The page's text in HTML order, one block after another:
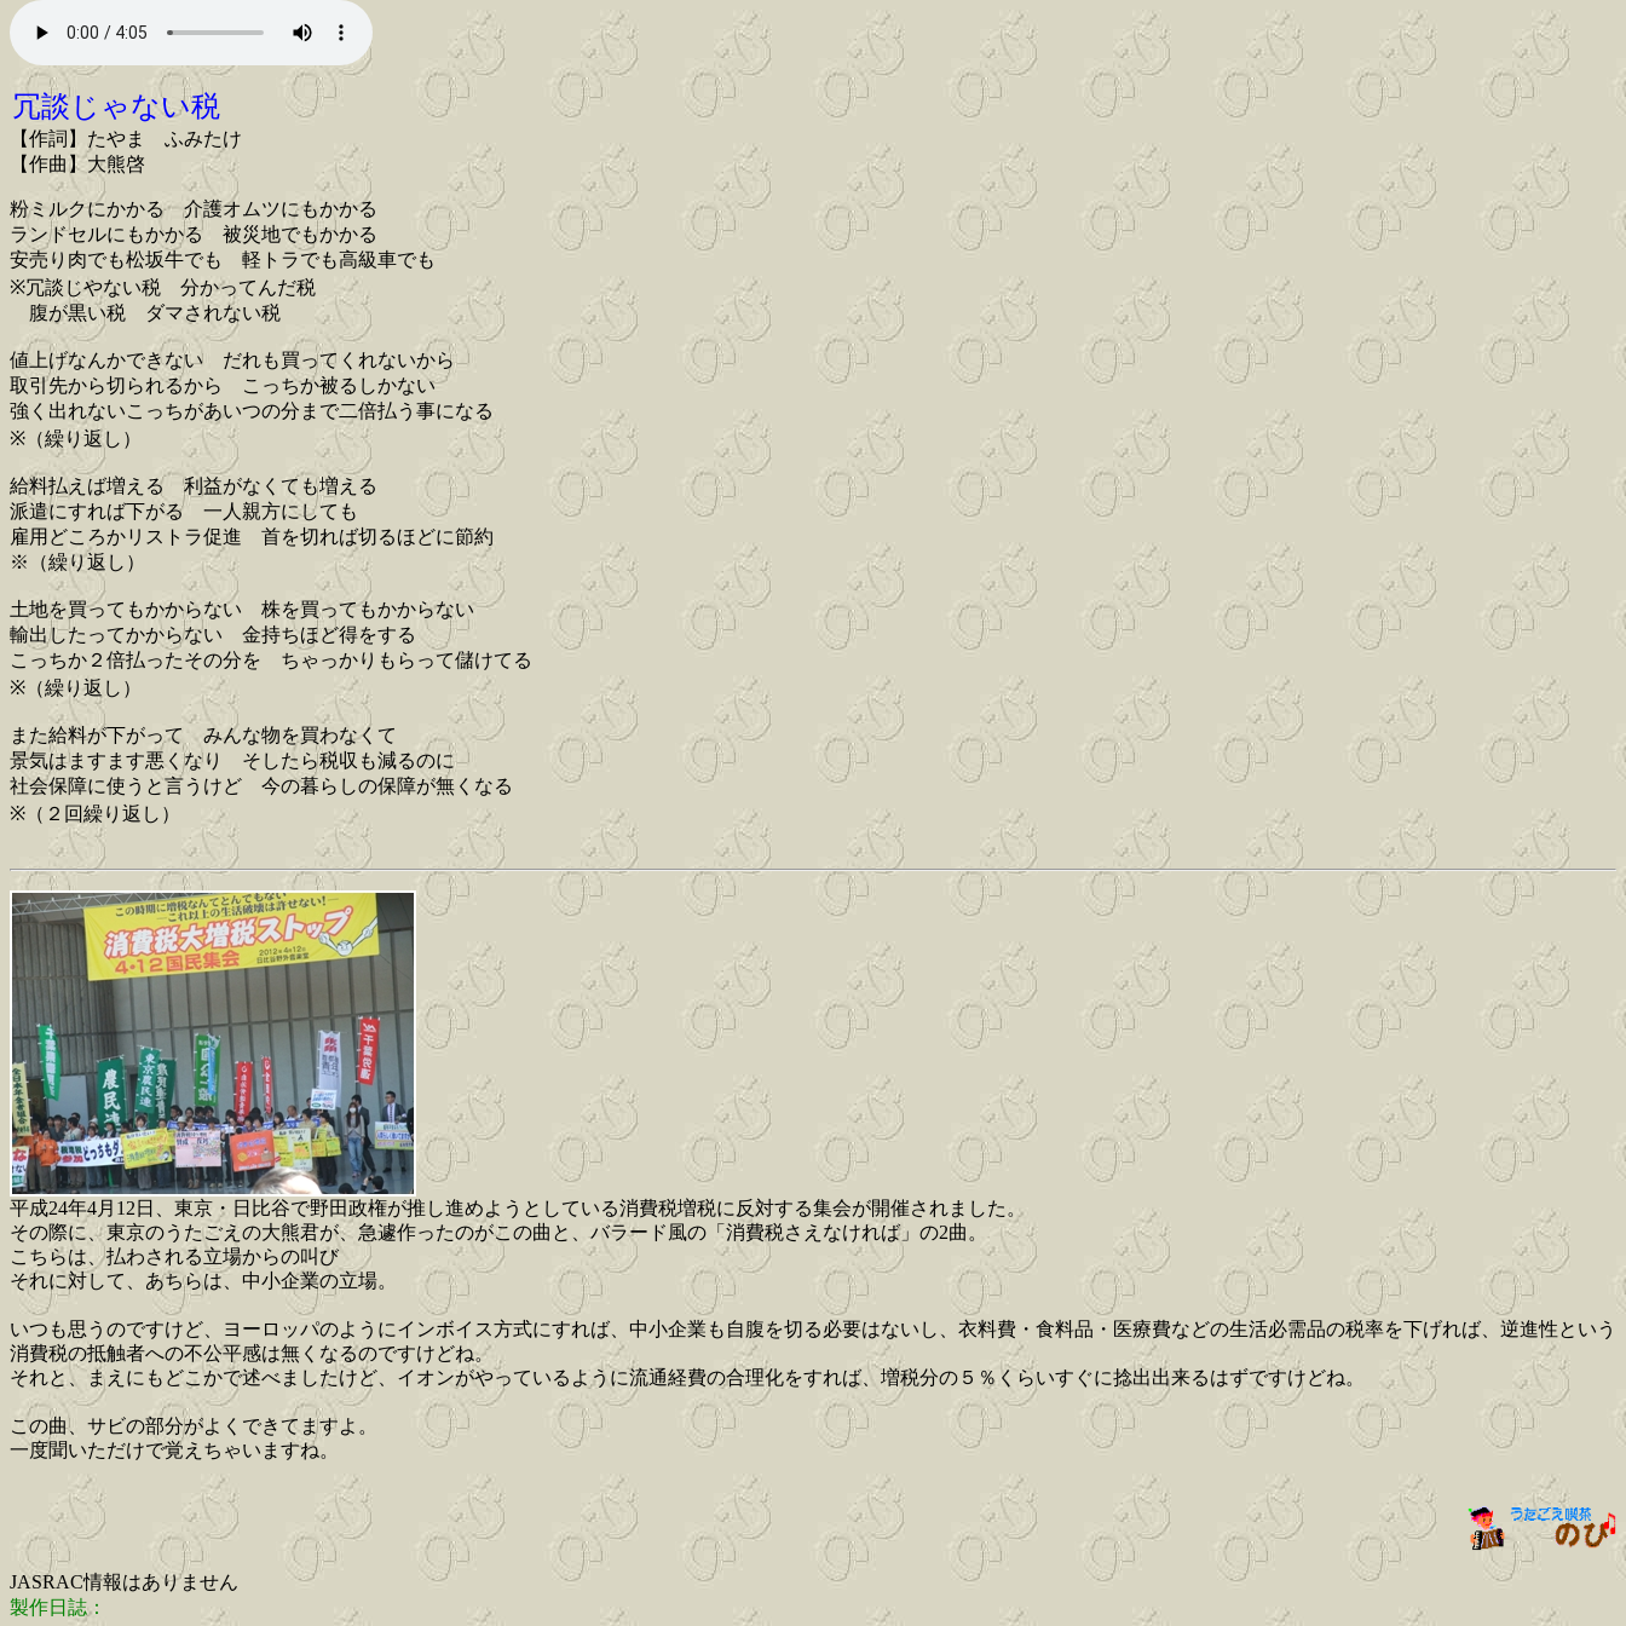
冗談じゃない税
【作詞】たやま ふみたけ
【作曲】大熊啓
粉ミルクにかかる 介護オムツにもかかる
ランドセルにもかかる 被災地でもかかる
安売り肉でも松坂牛でも 軽トラでも高級車でも
※冗談じやない税 分かってんだ税
腹が黒い税 ダマされない税
値上げなんかできない だれも買ってくれないから
取引先から切られるから こっちか被るしかない
強く出れないこっちがあいつの分まで二倍払う事になる
※（繰り返し）
給料払えば増える 利益がなくても増える
派遣にすれば下がる 一人親方にしても
雇用どころかリストラ促進 首を切れば切るほどに節約
※（繰り返し）
土地を買ってもかからない 株を買ってもかからない
輸出したってかからない 金持ちほど得をする
こっちか２倍払ったその分を ちゃっかりもらって儲けてる
※（繰り返し）
また給料が下がって みんな物を買わなくて
景気はますます悪くなり そしたら税収も減るのに
社会保障に使うと言うけど 今の暮らしの保障が無くなる
※（２回繰り返し）
平成24年4月12日、東京・日比谷で野田政権が推し進めようとしている消費税増税に反対する集会が開催されました。
その際に、東京のうたごえの大熊君が、急遽作ったのがこの曲と、バラード風の「消費税さえなければ」の2曲。
こちらは、払わされる立場からの叫び
それに対して、あちらは、中小企業の立場。
いつも思うのですけど、ヨーロッパのようにインボイス方式にすれば、中小企業も自腹を切る必要はないし、衣料費・食料品・医療費などの生活必需品の税率を下げれば、逆進性という
消費税の抵触者への不公平感は無くなるのですけどね。
それと、まえにもどこかで述べましたけど、イオンがやっているように流通経費の合理化をすれば、増税分の５％くらいすぐに捻出出来るはずですけどね。
この曲、サビの部分がよくできてますよ。
一度聞いただけで覚えちゃいますね。
JASRAC情報はありません
製作日誌：